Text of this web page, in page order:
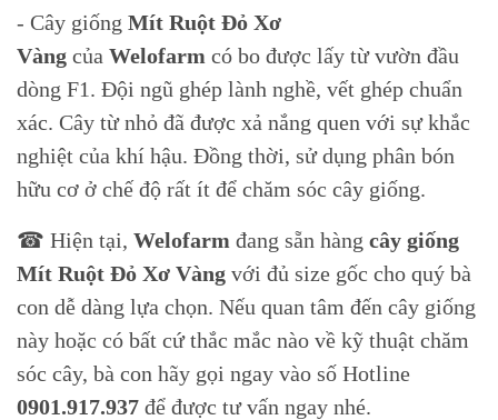
- Cây giống Mít Ruột Đỏ Xơ
Vàng của Welofarm có bo được lấy từ vườn đầu
dòng F1. Đội ngũ ghép lành nghề, vết ghép chuẩn
xác. Cây từ nhỏ đã được xả nắng quen với sự khắc
nghiệt của khí hậu. Đồng thời, sử dụng phân bón
hữu cơ ở chế độ rất ít để chăm sóc cây giống.
☎ Hiện tại, Welofarm đang sẵn hàng cây giống
Mít Ruột Đỏ Xơ Vàng với đủ size gốc cho quý bà
con dễ dàng lựa chọn. Nếu quan tâm đến cây giống
này hoặc có bất cứ thắc mắc nào về kỹ thuật chăm
sóc cây, bà con hãy gọi ngay vào số Hotline
0901.917.937 để được tư vấn ngay nhé.